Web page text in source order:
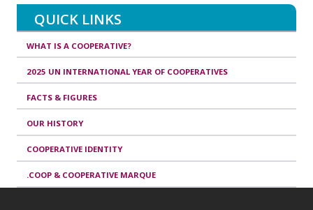
QUICK LINKS
WHAT IS A COOPERATIVE?
2025 UN INTERNATIONAL YEAR OF COOPERATIVES
FACTS & FIGURES
OUR HISTORY
COOPERATIVE IDENTITY
.COOP & COOPERATIVE MARQUE